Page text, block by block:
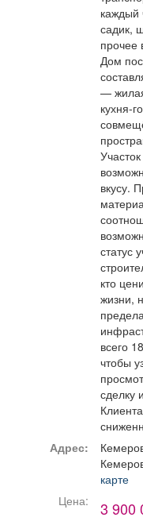
Я
каждый
садик,
прочее
Дом
—
кухня-
вкусу.
статус
кто
жизни,
всего
чтобы
сделку
Адрес:
карте
Цена:
3 900